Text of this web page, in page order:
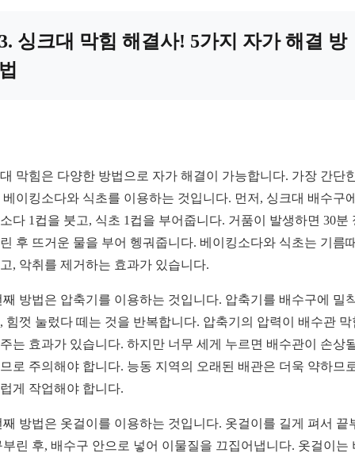
싱크대 막힘 해결사! 5가지 자가 해결 방
막힘은 다양한 방법으로 자가 해결이 가능합니다. 가장 간단
베이킹소다와 식초를 이용하는 것입니다. 먼저, 싱크대 배수구
다 1컵을 붓고, 식초 1컵을 부어줍니다. 거품이 발생하면 30분
후 뜨거운 물을 부어 헹궈줍니다. 베이킹소다와 식초는 기름
, 악취를 제거하는 효과가 있습니다.
째 방법은 압축기를 이용하는 것입니다. 압축기를 배수구에 밀
힘껏 눌렀다 떼는 것을 반복합니다. 압축기의 압력이 배수관 막
는 효과가 있습니다. 하지만 너무 세게 누르면 배수관이 손상
로 주의해야 합니다. 능동 지역의 오래된 배관은 더욱 약하므
게 작업해야 합니다.
째 방법은 옷걸이를 이용하는 것입니다. 옷걸이를 길게 펴서 끝
부린 후, 배수구 안으로 넣어 이물질을 끄집어냅니다. 옷걸이는